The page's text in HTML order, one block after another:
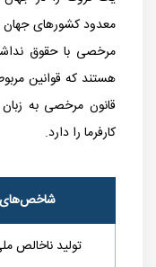
معدود کشورهای
مرخصی با حقوق
هستند که قوانین
قانون مرخصی به
کارفرما را دارد.
شاخص‌های
تولید ناخالص